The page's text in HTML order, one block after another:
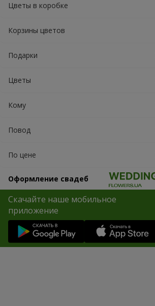
Цветы в коробке
Корзины цветов
Подарки
Цветы
Кому
Повод
По цене
Оформление свадеб
Скачайте наше мобильное
приложение